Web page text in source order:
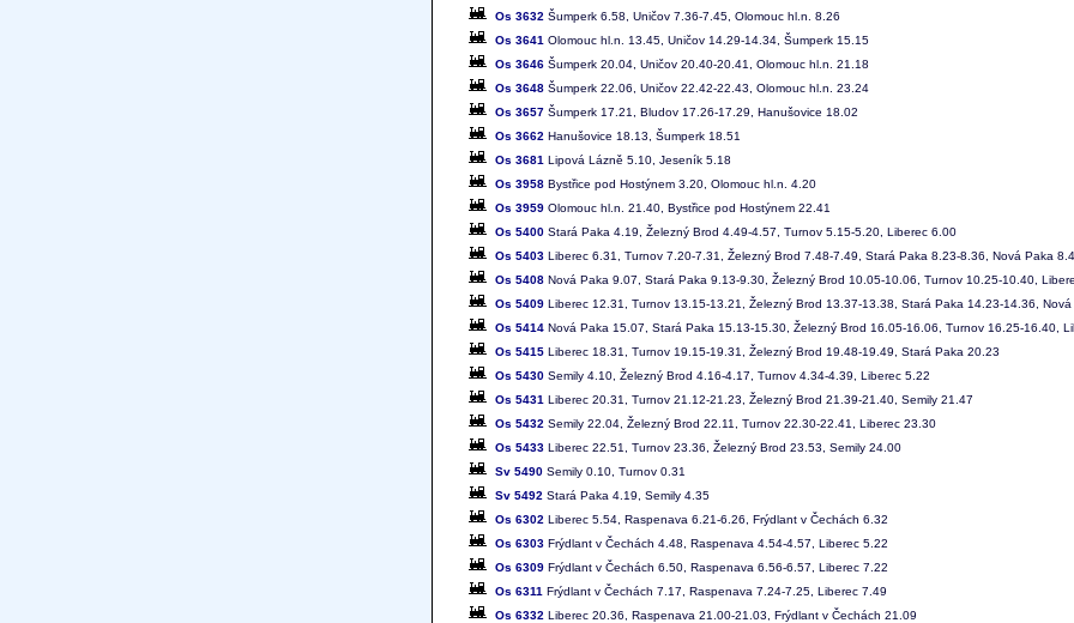
Os 3632 Šumperk 6.58, Uničov 7.36-7.45, Olomouc hl.n. 8.26
Os 3641 Olomouc hl.n. 13.45, Uničov 14.29-14.34, Šumperk 15.15
Os 3646 Šumperk 20.04, Uničov 20.40-20.41, Olomouc hl.n. 21.18
Os 3648 Šumperk 22.06, Uničov 22.42-22.43, Olomouc hl.n. 23.24
Os 3657 Šumperk 17.21, Bludov 17.26-17.29, Hanušovice 18.02
Os 3662 Hanušovice 18.13, Šumperk 18.51
Os 3681 Lipová Lázně 5.10, Jeseník 5.18
Os 3958 Bystřice pod Hostýnem 3.20, Olomouc hl.n. 4.20
Os 3959 Olomouc hl.n. 21.40, Bystřice pod Hostýnem 22.41
Os 5400 Stará Paka 4.19, Železný Brod 4.49-4.57, Turnov 5.15-5.20, Liberec 6.00
Os 5403 Liberec 6.31, Turnov 7.20-7.31, Železný Brod 7.48-7.49, Stará Paka 8.23-8.36, Nová Paka
Os 5408 Nová Paka 9.07, Stará Paka 9.13-9.30, Železný Brod 10.05-10.06, Turnov 10.25-10.40,
Os 5409 Liberec 12.31, Turnov 13.15-13.21, Železný Brod 13.37-13.38, Stará Paka 14.23-14.36,
Os 5414 Nová Paka 15.07, Stará Paka 15.13-15.30, Železný Brod 16.05-16.06, Turnov 16.25-16.40,
Os 5415 Liberec 18.31, Turnov 19.15-19.31, Železný Brod 19.48-19.49, Stará Paka 20.23
Os 5430 Semily 4.10, Železný Brod 4.16-4.17, Turnov 4.34-4.39, Liberec 5.22
Os 5431 Liberec 20.31, Turnov 21.12-21.23, Železný Brod 21.39-21.40, Semily 21.47
Os 5432 Semily 22.04, Železný Brod 22.11, Turnov 22.30-22.41, Liberec 23.30
Os 5433 Liberec 22.51, Turnov 23.36, Železný Brod 23.53, Semily 24.00
Sv 5490 Semily 0.10, Turnov 0.31
Sv 5492 Stará Paka 4.19, Semily 4.35
Os 6302 Liberec 5.54, Raspenava 6.21-6.26, Frýdlant v Čechách 6.32
Os 6303 Frýdlant v Čechách 4.48, Raspenava 4.54-4.57, Liberec 5.22
Os 6309 Frýdlant v Čechách 6.50, Raspenava 6.56-6.57, Liberec 7.22
Os 6311 Frýdlant v Čechách 7.17, Raspenava 7.24-7.25, Liberec 7.49
Os 6332 Liberec 20.36, Raspenava 21.00-21.03, Frýdlant v Čechách 21.09